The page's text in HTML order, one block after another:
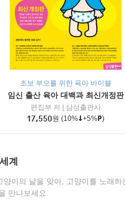
초보 부모를 위한 육아 바이블
임신 출산 육아 대백과 최신개정판
편집부 저
삼성출판사
17,550원 (10% +5% )
계
양이의 날을 맞아, 고양이를 노래하
만나보세요.